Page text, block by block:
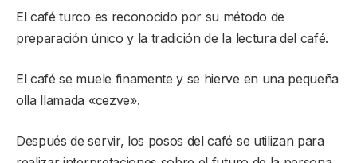
El café turco es reconocido por su método de
preparación único y la tradición de la lectura del café.
El café se muele finamente y se hierve en una pequeña
olla llamada «cezve».
Después de servir, los posos del café se utilizan para